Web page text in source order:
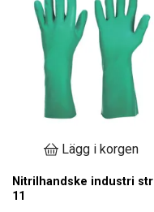
Lägg i korgen
Nitrilhandske industri strl
11